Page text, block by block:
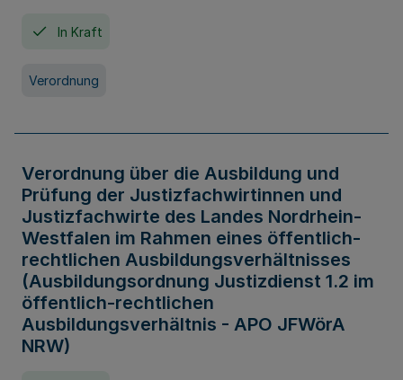
In Kraft
Verordnung
Verordnung über die Ausbildung und
Prüfung der Justizfachwirtinnen und
Justizfachwirte des Landes Nordrhein-
Westfalen im Rahmen eines öffentlich-
rechtlichen Ausbildungsverhältnisses
(Ausbildungsordnung Justizdienst 1.2 im
öffentlich-rechtlichen
Ausbildungsverhältnis - APO JFWörA
NRW)